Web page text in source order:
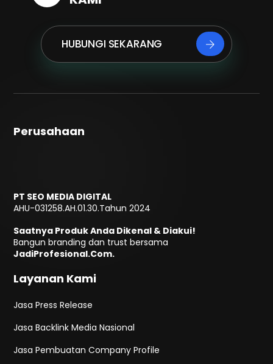
HUBUNGI SEKARANG
Perusahaan
PT SEO MEDIA DIGITAL
AHU-031258.AH.01.30.Tahun 2024
Saatnya Produk Anda Dikenal & Diakui!
Bangun branding dan trust bersama
JadiProfesional.Com.
Layanan Kami
Jasa Press Release
Jasa Backlink Media Nasional
Jasa Pembuatan Company Profile